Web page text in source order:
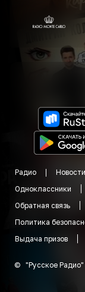
Радио Новости
Одноклассники
Обратная связь
Политика
Выдача призов
© "Русское Радио"